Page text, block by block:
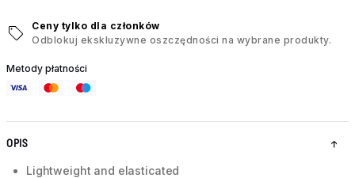
Ceny tylko dla członków
Odblokuj ekskluzywne oszczędności na wybrane produkty.
Metody płatności
OPIS
Lightweight and elasticated